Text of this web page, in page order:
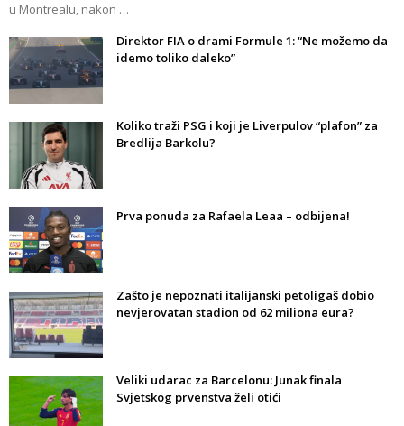
u Montrealu, nakon …
Direktor FIA o drami Formule 1: “Ne možemo da
idemo toliko daleko”
Koliko traži PSG i koji je Liverpulov “plafon” za
Bredlija Barkolu?
Prva ponuda za Rafaela Leaa – odbijena!
Zašto je nepoznati italijanski petoligaš dobio
nevjerovatan stadion od 62 miliona eura?
Veliki udarac za Barcelonu: Junak finala
Svjetskog prvenstva želi otići